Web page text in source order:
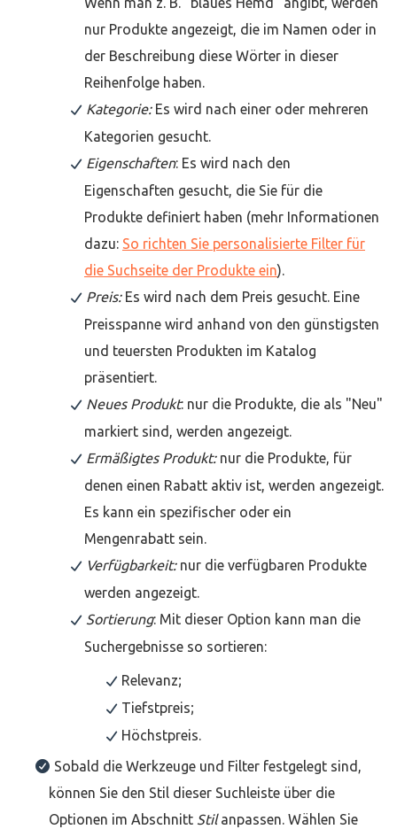
nur Produkte angezeigt, die im Namen oder in
der Beschreibung diese Wörter in dieser
Reihenfolge haben.
Kategorie:Es wird nach einer oder mehreren
Kategorien gesucht.
Eigenschaften: Es wird nach den
Eigenschaften gesucht, die Sie für die
Produkte definiert haben (mehr Informationen
dazu: So richten Sie personalisierte Filter für
die Suchseite der Produkte ein).
Preis:Es wird nach dem Preis gesucht. Eine
Preisspanne wird anhand von den günstigsten
und teuersten Produkten im Katalog
präsentiert.
Neues Produkt: nur die Produkte, die als "Neu"
markiert sind, werden angezeigt.
Ermäßigtes Produkt:nur die Produkte, für
denen einen Rabatt aktiv ist, werden angezeigt.
Es kann ein spezifischer oder ein
Mengenrabatt sein.
Verfügbarkeit:nur die verfügbaren Produkte
werden angezeigt.
Sortierung: Mit dieser Option kann man die
Suchergebnisse so sortieren:
Relevanz;
Tiefstpreis;
Höchstpreis.
Sobald die Werkzeuge und Filter festgelegt sind,
können Sie den Stil dieser Suchleiste über die
Optionen im Abschnitt Stilanpassen. Wählen Sie